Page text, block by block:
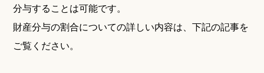
分与することは可能です。
財産分与の割合についての詳しい内容は、下記の記事を
ご覧ください。